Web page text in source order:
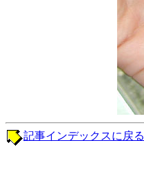
記事インデックスに戻る